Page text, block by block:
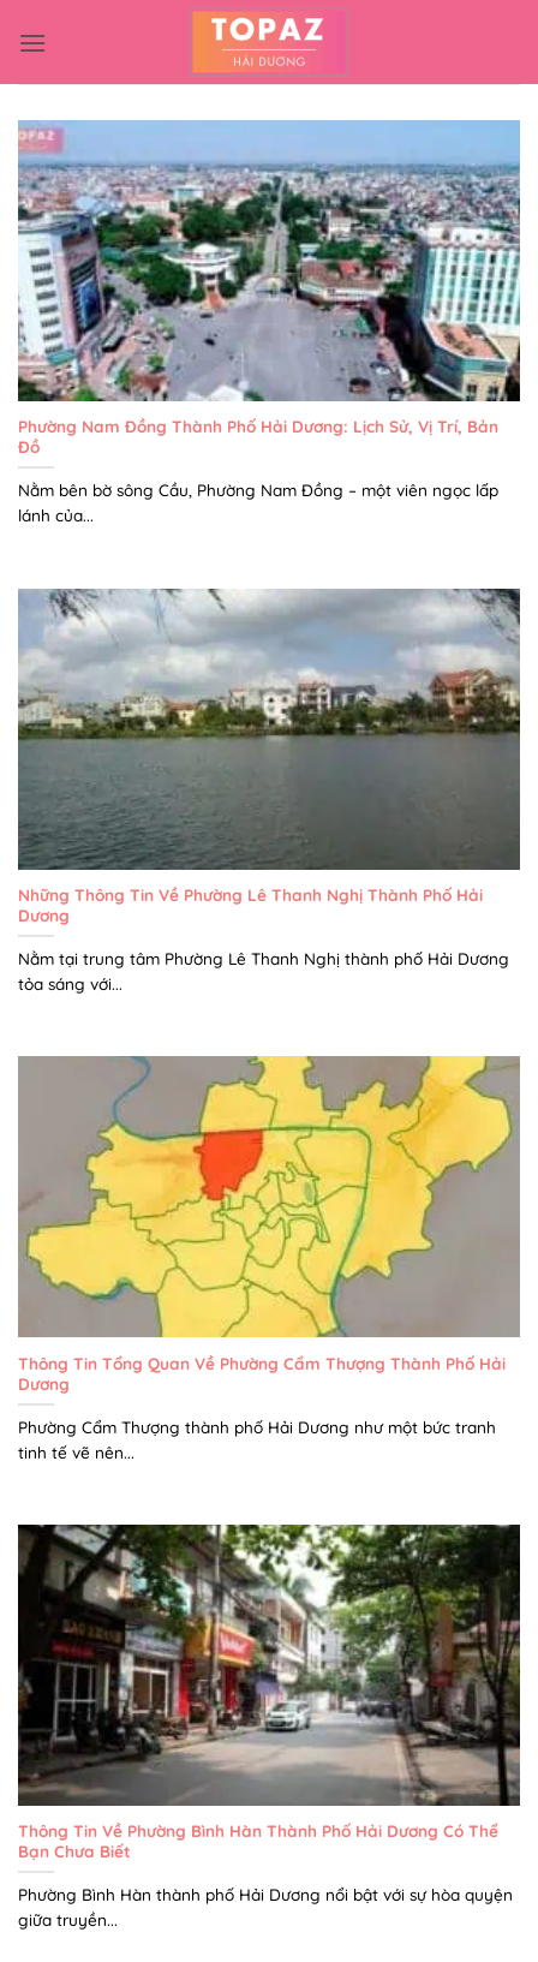
qua
Phường Nam Đồng Thành Phố Hải Dương: Lịch Sử, Vị Trí, Bản
Đồ
Nằm bên bờ sông Cầu, Phường Nam Đồng – một viên ngọc lấp
lánh của...
Những Thông Tin Về Phường Lê Thanh Nghị Thành Phố Hải
Dương
Nằm tại trung tâm Phường Lê Thanh Nghị thành phố Hải Dương
tỏa sáng với...
Thông Tin Tổng Quan Về Phường Cẩm Thượng Thành Phố Hải
Dương
Phường Cẩm Thượng thành phố Hải Dương như một bức tranh
tinh tế vẽ nên...
Thông Tin Về Phường Bình Hàn Thành Phố Hải Dương Có Thể
Bạn Chưa Biết
Phường Bình Hàn thành phố Hải Dương nổi bật với sự hòa quyện
giữa truyền...